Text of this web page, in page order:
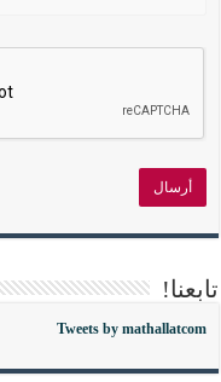
تابعنا!
Tweets by mathallatcom